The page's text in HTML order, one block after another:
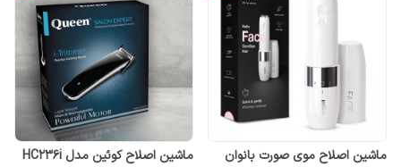
ماشین اصلاح موی صورت بانوان
ماشین اصلاح کوئین مدل HC236i